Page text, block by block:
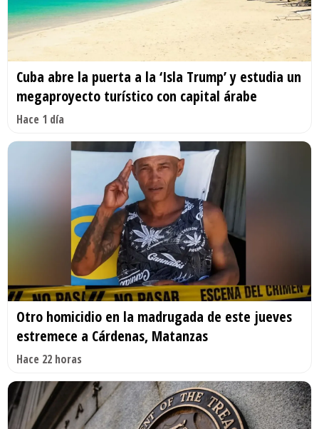
Cuba abre la puerta a la ‘Isla Trump’ y estudia un
megaproyecto turístico con capital árabe
Hace 1 día
Otro homicidio en la madrugada de este jueves
estremece a Cárdenas, Matanzas
Hace 22 horas